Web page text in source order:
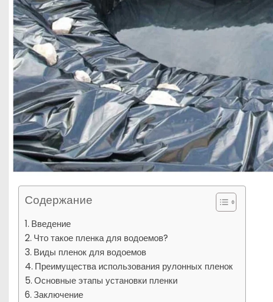
Содержание
Введение
Что такое пленка для водоемов?
Виды пленок для водоемов
Преимущества использования рулонных пленок
Основные этапы установки пленки
Заключение